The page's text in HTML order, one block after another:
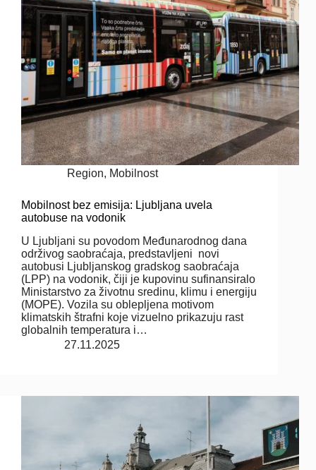
Region, Mobilnost
Mobilnost bez emisija: Ljubljana uvela
autobuse na vodonik
U Ljubljani su povodom Međunarodnog dana
održivog saobraćaja, predstavljeni novi
autobusi Ljubljanskog gradskog saobraćaja
(LPP) na vodonik, čiji je kupovinu sufinansiralo
Ministarstvo za životnu sredinu, klimu i energiju
(MOPE). Vozila su oblepljena motivom
klimatskih štrafni koje vizuelno prikazuju rast
globalnih temperatura i…
27.11.2025